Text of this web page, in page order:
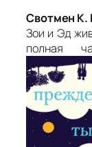
Свотмен К.
Зои и Эд
полная